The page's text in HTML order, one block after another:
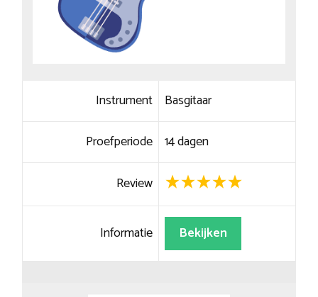
Instrument Basgitaar
Proefperiode 14 dagen
Review
Informatie Bekijken